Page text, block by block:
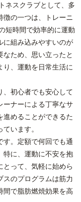
ネスクラブとして、多
徴の一つは、トレーニ
短時間で効率的に運動
に組み込みやすいのが
ため、思い立ったと
り、運動を日常生活に
、初心者でも安心して
ーナーによる丁寧なサ
進めることができるた
います。
す。定額で何回でも通
特に、運動に不安を抱
とって、気軽に始めら
のプログラムは筋力
間で脂肪燃焼効果を高